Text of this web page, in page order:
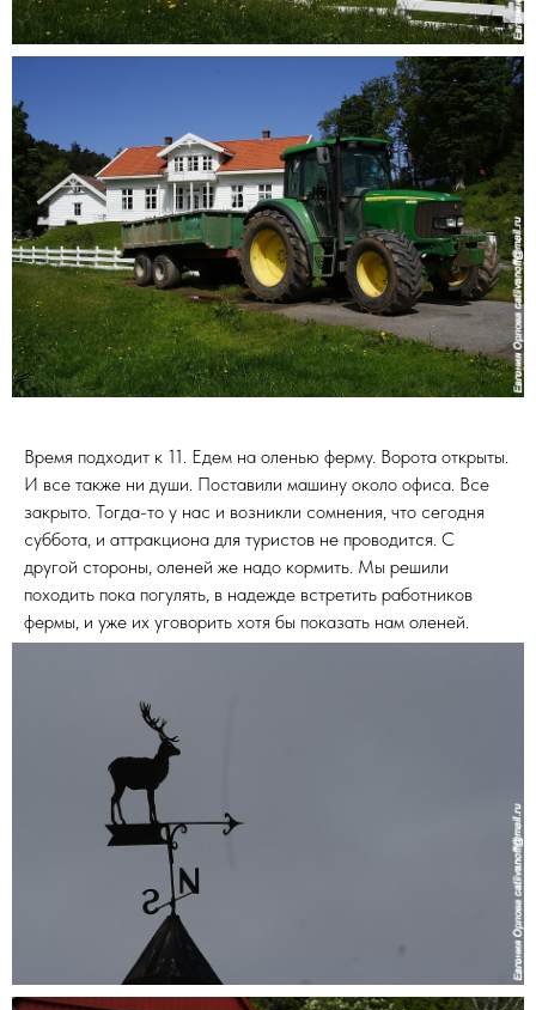
Время подходит к 11. Едем на оленью ферму. Ворота открыты.
И все также ни души. Поставили машину около офиса. Все
закрыто. Тогда-то у нас и возникли сомнения, что сегодня
суббота, и аттракциона для туристов не проводится. С
другой стороны, оленей же надо кормить. Мы решили
походить пока погулять, в надежде встретить работников
фермы, и уже их уговорить хотя бы показать нам оленей.